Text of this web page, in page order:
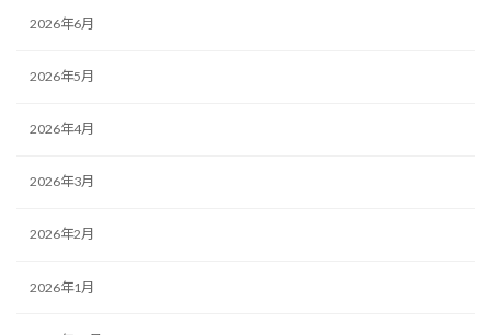
2026年6月
2026年5月
2026年4月
2026年3月
2026年2月
2026年1月